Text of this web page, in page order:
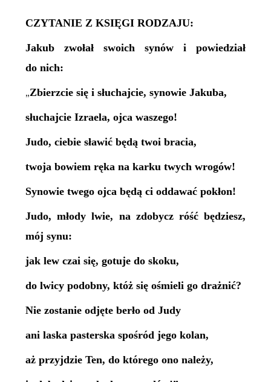
CZYTANIE Z KSIĘGI RODZAJU:
Jakub zwołał swoich synów i powiedział
do nich:
„Zbierzcie się i słuchajcie, synowie Jakuba,
słuchajcie Izraela, ojca waszego!
Judo, ciebie sławić będą twoi bracia,
twoja bowiem ręka na karku twych wrogów!
Synowie twego ojca będą ci oddawać pokłon!
Judo, młody lwie, na zdobycz róść będziesz,
mój synu:
jak lew czai się, gotuje do skoku,
do lwicy podobny, któż się ośmieli go drażnić?
Nie zostanie odjęte berło od Judy
ani laska pasterska spośród jego kolan,
aż przyjdzie Ten, do którego ono należy,